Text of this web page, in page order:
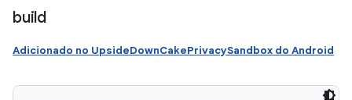
build
Adicionado no UpsideDownCakePrivacySandbox do Android